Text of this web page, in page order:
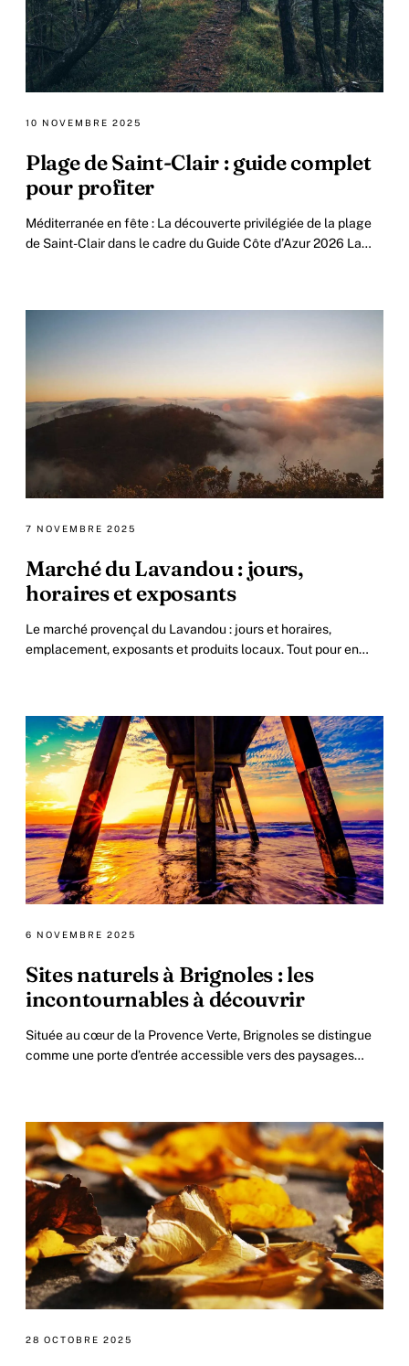
10 NOVEMBRE 2025
Plage de Saint-Clair : guide complet
pour profiter
Méditerranée en fête : La découverte privilégiée de la plage
de Saint-Clair dans le cadre du Guide Côte d’Azur 2026 La
7 NOVEMBRE 2025
Marché du Lavandou : jours,
horaires et exposants
Le marché provençal du Lavandou : jours et horaires,
emplacement, exposants et produits locaux. Tout pour en
6 NOVEMBRE 2025
Sites naturels à Brignoles : les
incontournables à découvrir
Située au cœur de la Provence Verte, Brignoles se distingue
comme une porte d’entrée accessible vers des paysages
28 OCTOBRE 2025